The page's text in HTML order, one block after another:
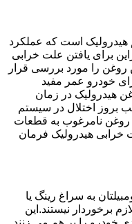
است که عملکرد
برای یافتن علت خرابی
را مورد بررسی قرار
خودرو عمر مفید
هیدرولیک در زمان
بروز اختلال در سیستم
روغن نامرغوب به قطعات
هیدرولیک فرمان
به سراغ رینگ یا
برخوردار نیستند.این